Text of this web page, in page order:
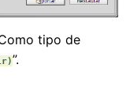
tipo de
”.